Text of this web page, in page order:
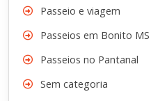
Passeio e viagem
Passeios em Bonito MS
Passeios no Pantanal
Sem categoria